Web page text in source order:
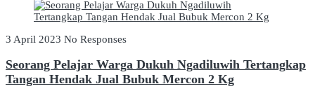
3 April 2023 No Responses
Seorang Pelajar Warga Dukuh Ngadiluwih Tertangkap
Tangan Hendak Jual Bubuk Mercon 2 Kg